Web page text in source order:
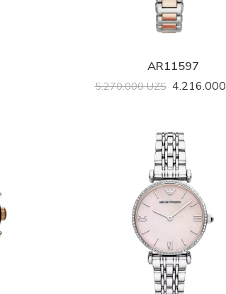
AR11597
5.270.000UZS 4.216.000